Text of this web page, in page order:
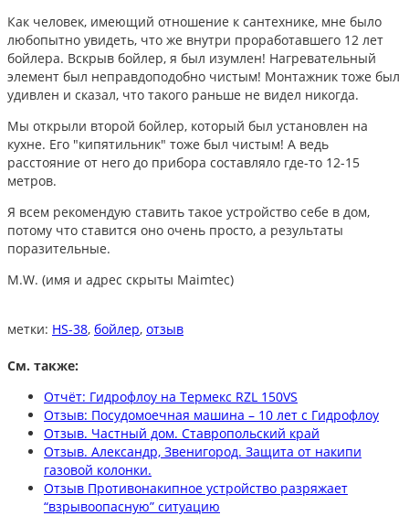
Как человек, имеющий отношение к сантехнике, мне было
любопытно увидеть, что же внутри проработавшего 12 лет
бойлера. Вскрыв бойлер, я был изумлен! Нагревательный
элемент был неправдоподобно чистым! Монтажник тоже был
удивлен и сказал, что такого раньше не видел никогда.
Мы открыли второй бойлер, который был установлен на
кухне. Его "кипятильник" тоже был чистым! А ведь
расстояние от него до прибора составляло где-то 12-15
метров.
Я всем рекомендую ставить такое устройство себе в дом,
потому что ставится оно очень просто, а результаты
поразительные.
M.W. (имя и адрес скрыты Maimtec)
метки: HS-38, бойлер, отзыв
См. также:
Отчёт: Гидрофлоу на Термекс RZL 150VS
Отзыв: Посудомоечная машина – 10 лет с Гидрофлоу
Отзыв. Частный дом. Ставропольский край
Отзыв. Александр, Звенигород. Защита от накипи
газовой колонки.
Отзыв Противонакипное устройство разряжает
“взрывоопасную” ситуацию